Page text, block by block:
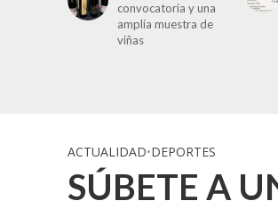
convocatoria y una
amplia muestra de
viñas
ACTUALIDAD•DEPORTES
SÚBETE A